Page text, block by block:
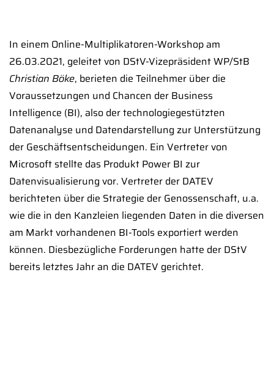
In einem Online-Multiplikatoren-Workshop am
26.03.2021, geleitet von DStV-Vizepräsident WP/StB
Christian Böke, berieten die Teilnehmer über die
Voraussetzungen und Chancen der Business
Intelligence (BI), also der technologiegestützten
Datenanalyse und Datendarstellung zur Unterstützung
der Geschäftsentscheidungen. Ein Vertreter von
Microsoft stellte das Produkt Power BI zur
Datenvisualisierung vor. Vertreter der DATEV
berichteten über die Strategie der Genossenschaft, u.a.
wie die in den Kanzleien liegenden Daten in die diversen
am Markt vorhandenen BI-Tools exportiert werden
können. Diesbezügliche Forderungen hatte der DStV
bereits letztes Jahr an die DATEV gerichtet.